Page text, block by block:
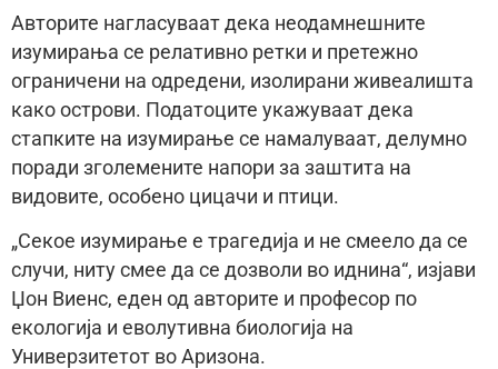
Авторите нагласуваат дека неодамнешните
изумирања се релативно ретки и претежно
ограничени на одредени, изолирани живеалишта
како острови. Податоците укажуваат дека
стапките на изумирање се намалуваат, делумно
поради зголемените напори за заштита на
видовите, особено цицачи и птици.
„Секое изумирање е трагедија и не смеело да се
случи, ниту смее да се дозволи во иднина“, изјави
Џон Виенс, еден од авторите и професор по
екологија и еволутивна биологија на
Универзитетот во Аризона.